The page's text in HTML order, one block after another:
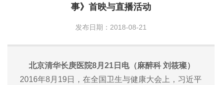
事》首映与直播活动
发布日期：2018-08-21
北京清华长庚医院8月21日电（麻醉科 刘筱璨）
2016年8月19日，在全国卫生与健康大会上，习近平